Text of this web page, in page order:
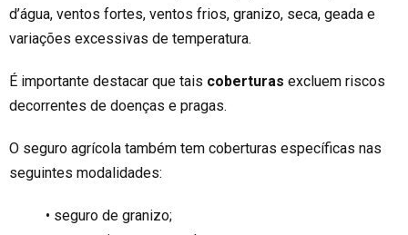
d’água, ventos fortes, ventos frios, granizo, seca, geada e
variações excessivas de temperatura.
É importante destacar que tais coberturas excluem riscos
decorrentes de doenças e pragas.
O seguro agrícola também tem coberturas específicas nas
seguintes modalidades:
• seguro de granizo;